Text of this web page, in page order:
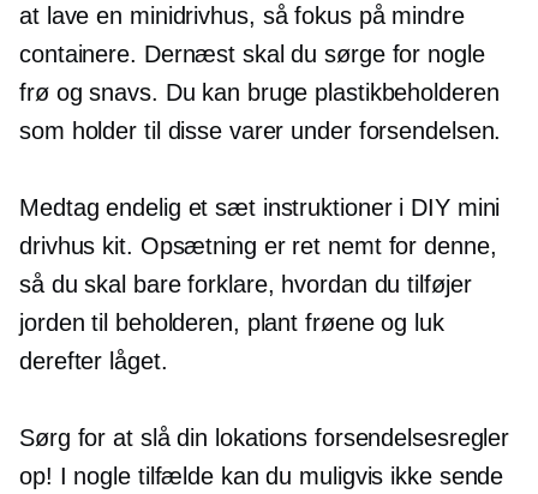
at lave en minidrivhus, så fokus på mindre
containere. Dernæst skal du sørge for nogle
frø og snavs. Du kan bruge plastikbeholderen
som holder til disse varer under forsendelsen.
Medtag endelig et sæt instruktioner i DIY mini
drivhus kit. Opsætning er ret nemt for denne,
så du skal bare forklare, hvordan du tilføjer
jorden til beholderen, plant frøene og luk
derefter låget.
Sørg for at slå din lokations forsendelsesregler
op! I nogle tilfælde kan du muligvis ikke sende